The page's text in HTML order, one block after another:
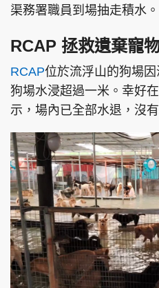
渠務署職員到場抽走積水。
RCAP 拯救遺棄寵
RCAP位於流浮山的狗場
狗場水浸超過一米。幸好
示，場內已全部水退，沒